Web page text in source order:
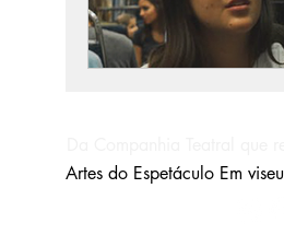
Artes do Espetáculo Em viseu